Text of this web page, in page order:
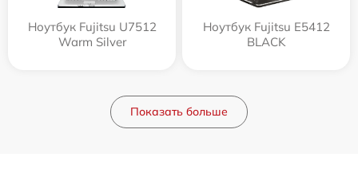
Ноутбук Fujitsu U7512
Warm Silver
Ноутбук Fujitsu E5412
BLACK
Показать больше